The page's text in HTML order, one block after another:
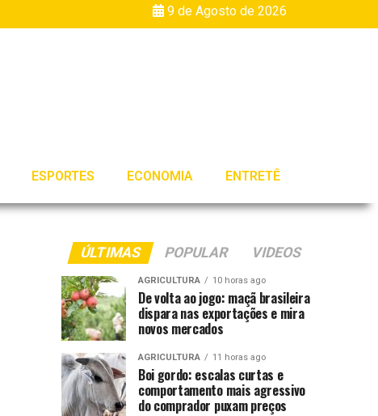
9 de Agosto de 2026
ESPORTES ECONOMIA ENTRETÊ
ÚLTIMAS POPULAR VIDEOS
AGRICULTURA 10 horas ago
De volta ao jogo: maçã brasileira
dispara nas exportações e mira
novos mercados
AGRICULTURA 11 horas ago
Boi gordo: escalas curtas e
comportamento mais agressivo
do comprador puxam preços